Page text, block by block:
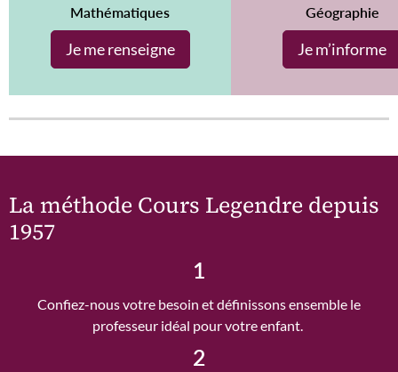
Mathématiques
Je me renseigne
Géographie
Je m’informe
La méthode Cours Legendre depuis
1957
1
Confiez-nous votre besoin et définissons ensemble le
professeur idéal pour votre enfant.
2